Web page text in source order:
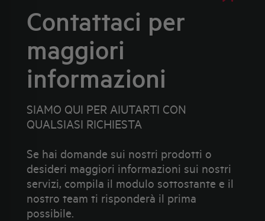
Contattaci per
maggiori
informazioni
SIAMO QUI PER AIUTARTI CON
QUALSIASI RICHIESTA
Se hai domande sui nostri prodotti o
desideri maggiori informazioni sui nostri
servizi, compila il modulo sottostante e il
nostro team ti risponderà il prima
possibile.